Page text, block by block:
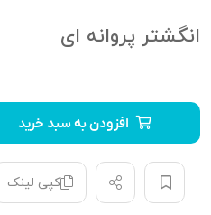
انگشتر پروانه ای
افزودن به سبد خرید
کپی لینک